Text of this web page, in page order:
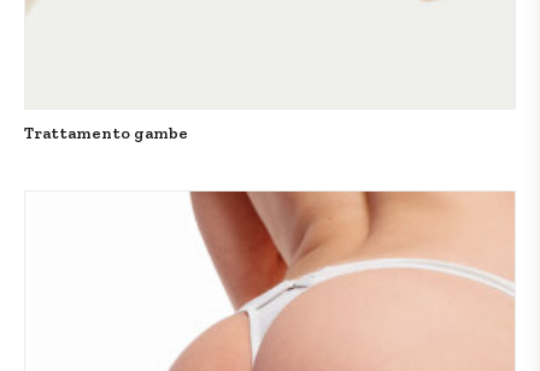
Trattamento gambe